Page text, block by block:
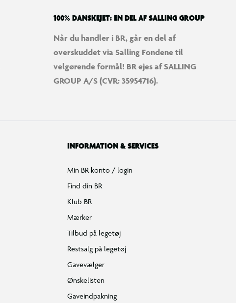
100% DANSKEJET: EN DEL AF SALLING GROUP
Når du handler i BR, går en del af
overskuddet via Salling Fondene til
velgørende formål! BR ejes af SALLING
GROUP A/S (CVR: 35954716).
INFORMATION & SERVICES
Min BR konto / login
Find din BR
Klub BR
Mærker
Tilbud på legetøj
Restsalg på legetøj
Gavevælger
Ønskelisten
Gaveindpakning